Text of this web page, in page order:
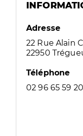
Adresse
22 Rue Alain
22950
Téléphone
02 96 65 59 20